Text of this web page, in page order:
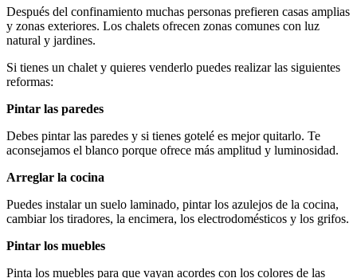
Después del confinamiento muchas personas prefieren casas amplias
y zonas exteriores. Los chalets ofrecen zonas comunes con luz
natural y jardines.
Si tienes un chalet y quieres venderlo puedes realizar las siguientes
reformas:
Pintar las paredes
Debes pintar las paredes y si tienes gotelé es mejor quitarlo. Te
aconsejamos el blanco porque ofrece más amplitud y luminosidad.
Arreglar la cocina
Puedes instalar un suelo laminado, pintar los azulejos de la cocina,
cambiar los tiradores, la encimera, los electrodomésticos y los grifos.
Pintar los muebles
Pinta los muebles para que vayan acordes con los colores de las